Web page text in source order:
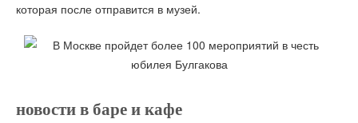
которая после отправится в музей.
новости в баре и кафе